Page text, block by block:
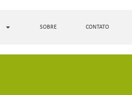
SOBRE CONTATO